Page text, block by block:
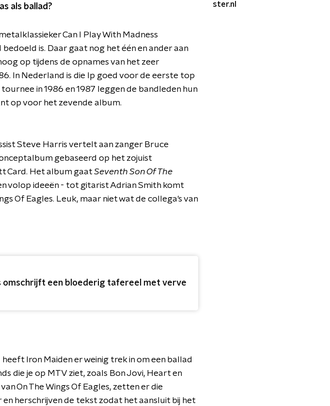
als ballad?
Can I Play With Madness
is. Daar gaat nog het één en ander aan
op tijdens de opnames van het zeer
In Nederland is die lp goed voor de eerste top
in 1986 en 1987 leggen de bandleden hun
op voor het zevende album.
Steve Harris vertelt aan zanger Bruce
gebaseerd op het zojuist
Card. Het album gaat Seventh Son Of The
volop ideeën - tot gitarist Adrian Smith komt
Of Eagles. Leuk, maar niet wat de collega's van
omschrijft een bloederig tafereel met verve
Iron Maiden er weinig trek in om een ballad
die je op MTV ziet, zoals Bon Jovi, Heart en
On The Wings Of Eagles, zetten er die
herschrijven de tekst zodat het aansluit bij het
ster.nl